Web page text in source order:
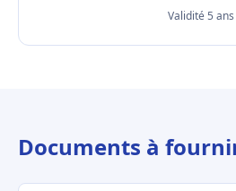
Validité 5 ans
Documents à